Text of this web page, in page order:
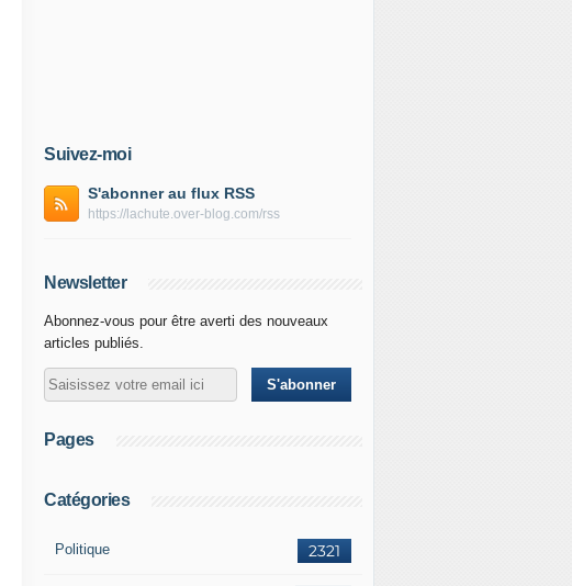
Suivez-moi
S'abonner au flux RSS
https://lachute.over-blog.com/rss
Newsletter
Abonnez-vous pour être averti des nouveaux
articles publiés.
Pages
Catégories
2321
Politique